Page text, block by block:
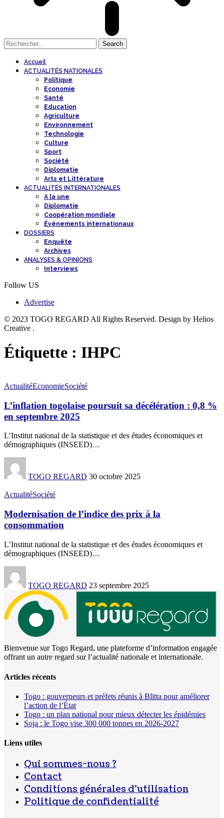
Accueil
ACTUALITÉS NATIONALES
Politique
Economie
Santé
Education
Agriculture
Environnement
Technologie
Culture
Sport
Société
Diplomatie
Arts et Littérature
ACTUALITÉS INTERNATIONALES
A la une
Diplomatie
Coopération mondiale
Événements internationaux
DOSSIERS
Enquête
Archives
ANALYSES & OPINIONS
Interviews
Follow US
Advertise
© 2023 TOGO REGARD All Rights Reserved. Design by Helios
Creative .
Étiquette : IHPC
ActualitéEconomieSociété
L’inflation togolaise poursuit sa décélération : 0,8 %
en septembre 2025
L’Institut national de la statistique et des études économiques et
démographiques (INSEED)…
TOGO REGARD 30 octobre 2025
ActualitéSociété
Modernisation de l’indice des prix à la
consommation
L’Institut national de la statistique et des études économiques et
démographiques (INSEED)…
TOGO REGARD 23 septembre 2025
Bienvenue sur Togo Regard, une plateforme d’information engagée
offrant un autre regard sur l’actualité nationale et internationale.
Articles récents
Togo : gouverneurs et préfets réunis à Blitta pour améliorer
l’action de l’État
Togo : un plan national pour mieux détecter les épidémies
Soja : le Togo vise 300 000 tonnes en 2026-2027
Liens utiles
Qui sommes-nous ?
Contact
Conditions générales d’utilisation
Politique de confidentialité